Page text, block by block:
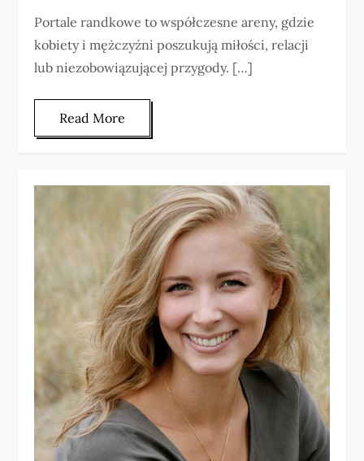
Portale randkowe to współczesne areny, gdzie
kobiety i mężczyźni poszukują miłości, relacji
lub niezobowiązującej przygody. […]
Read More